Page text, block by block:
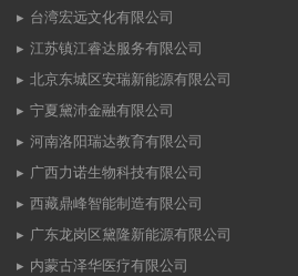
台湾宏远文化有限公司
江苏镇江睿达服务有限公司
北京东城区安瑞新能源有限公司
宁夏黛沛金融有限公司
河南洛阳瑞达教育有限公司
广西力诺生物科技有限公司
西藏鼎峰智能制造有限公司
广东龙岗区黛隆新能源有限公司
内蒙古泽华医疗有限公司